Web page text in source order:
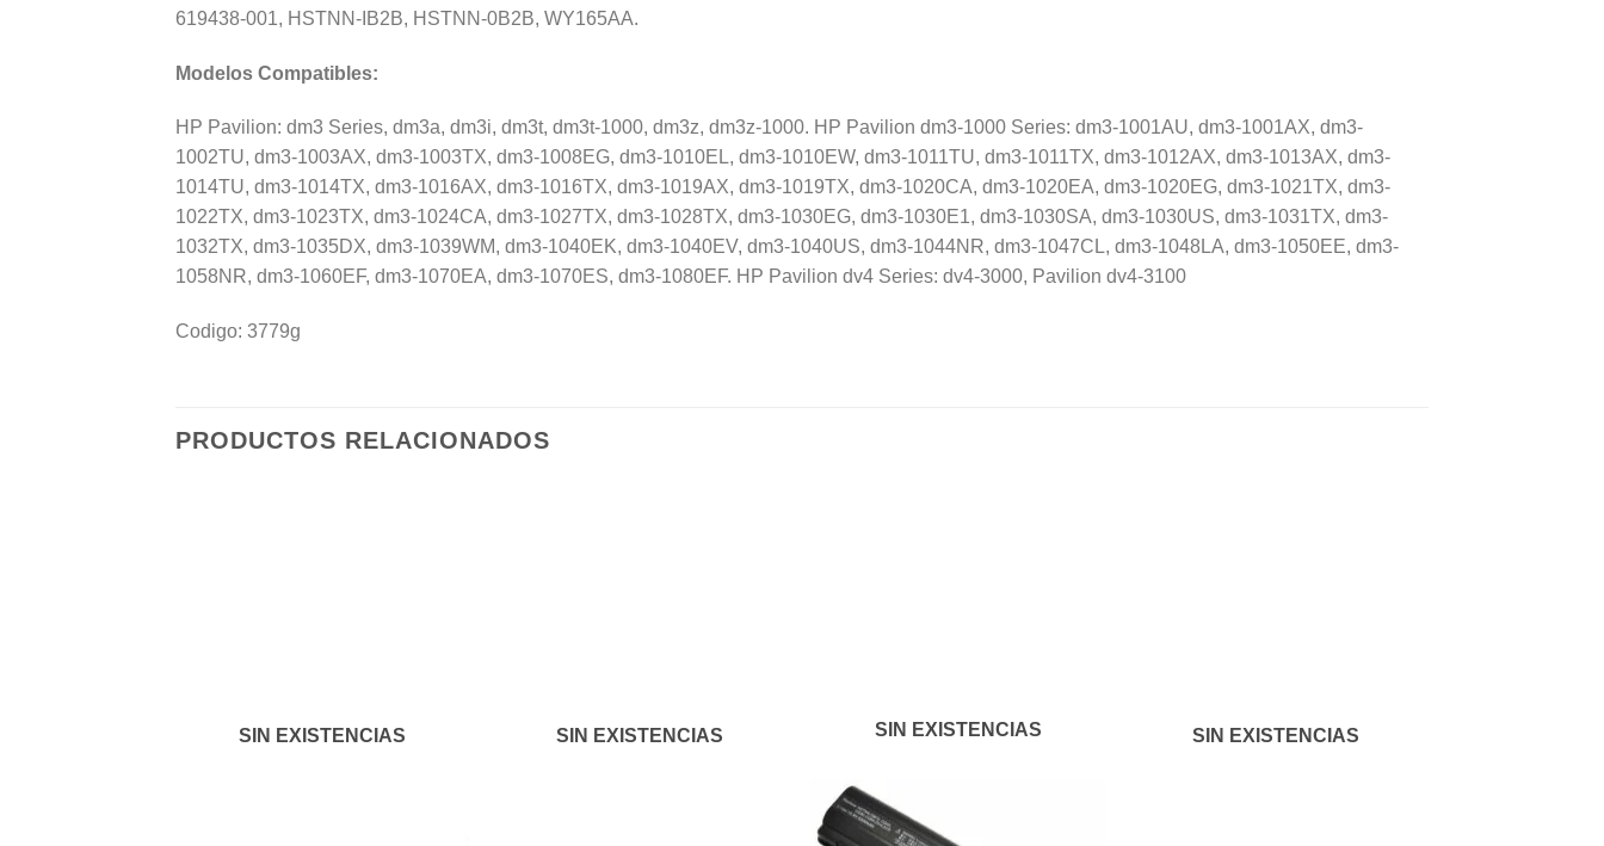
619438-001, HSTNN-IB2B, HSTNN-0B2B, WY165AA.
Modelos Compatibles:
HP Pavilion: dm3 Series, dm3a, dm3i, dm3t, dm3t-1000, dm3z, dm3z-1000. HP Pavilion dm3-1000 Series: dm3-1001AU, dm3-1001AX, dm3-
1002TU, dm3-1003AX, dm3-1003TX, dm3-1008EG, dm3-1010EL, dm3-1010EW, dm3-1011TU, dm3-1011TX, dm3-1012AX, dm3-1013AX, dm3-
1014TU, dm3-1014TX, dm3-1016AX, dm3-1016TX, dm3-1019AX, dm3-1019TX, dm3-1020CA, dm3-1020EA, dm3-1020EG, dm3-1021TX, dm3-
1022TX, dm3-1023TX, dm3-1024CA, dm3-1027TX, dm3-1028TX, dm3-1030EG, dm3-1030E1, dm3-1030SA, dm3-1030US, dm3-1031TX, dm3-
1032TX, dm3-1035DX, dm3-1039WM, dm3-1040EK, dm3-1040EV, dm3-1040US, dm3-1044NR, dm3-1047CL, dm3-1048LA, dm3-1050EE, dm3-
1058NR, dm3-1060EF, dm3-1070EA, dm3-1070ES, dm3-1080EF. HP Pavilion dv4 Series: dv4-3000, Pavilion dv4-3100
Codigo: 3779g
PRODUCTOS RELACIONADOS
SIN EXISTENCIAS SIN EXISTENCIAS SIN EXISTENCIAS SIN EXISTENCIAS